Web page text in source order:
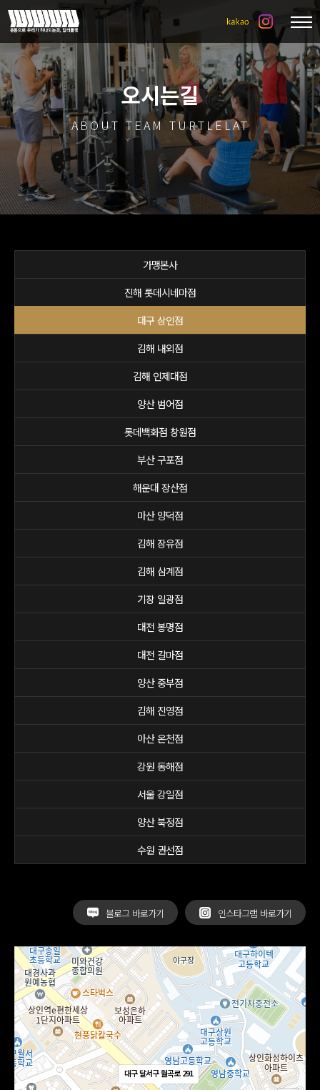
오시는길
ABOUT TEAM TURTLELAT
가맹본사
진해 롯데시네마점
대구 상인점
김해 내외점
김해 인제대점
양산 범어점
롯데백화점 창원점
부산 구포점
해운대 장산점
마산 양덕점
김해 장유점
김해 삼계점
기장 일광점
대전 봉명점
대전 갈마점
양산 중부점
김해 진영점
아산 온천점
강원 동해점
서울 강일점
양산 북정점
수원 권선점
인스타그램 바로가기
블로그 바로가기
대구 달서구 월곡로 291